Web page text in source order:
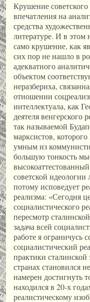
Крушение
впечатления на
средства
литературе. И в этом
само крушение, как
сих пор не нашло в
адекватного
объектом
неразбериха,
отношении
интеллектуала, как
деятеля
так называемой
марксистов,
умным из
большую тонкость
советской
потому исповедует
реализма: «Сегодня
социалистического
пересмотр
задача всей
работе я ограничусь
социалистический
практики
странах становился
намерен достигнуть
находился в 20-х
реалистическому